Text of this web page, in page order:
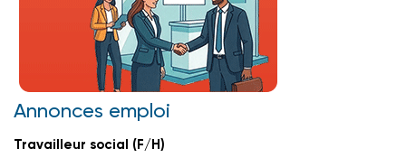
Annonces emploi
Travailleur social (F/H)